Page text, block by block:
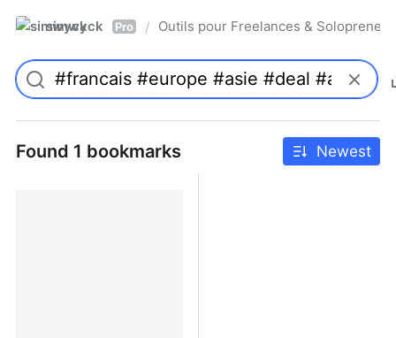
simwyck Pro / Outils pour Freelances &
Found 1 bookmarks Newest